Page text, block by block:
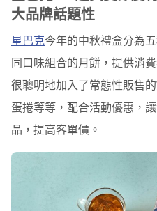
大品牌話題性
星巴克今年的中秋禮盒分為
同口味組合的月餅，提供消
很聰明地加入了常態性販售
蛋捲等等，配合活動優惠，
品，提高客單價。